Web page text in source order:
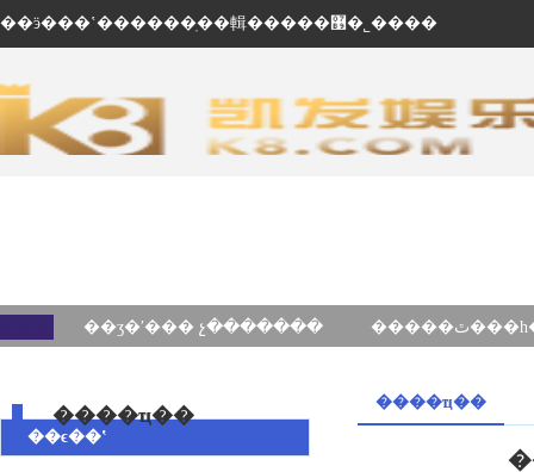
��ӭ���ʽ������ֽ��輯�����޹�˾����
��ʒ�ʹ��� չ�������
����ҵ��
��ϵ��ʽ
����ҵ��